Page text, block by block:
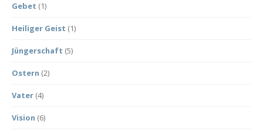
Gebet (1)
Heiliger Geist (1)
Jüngerschaft (5)
Ostern (2)
Vater (4)
Vision (6)